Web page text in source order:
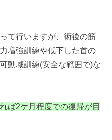
て行いますが、術後の筋
増強訓練や低下した首の
動域訓練(安全な範囲で)な
ば2ケ月程度での復帰が目